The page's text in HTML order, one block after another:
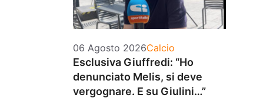
06 Agosto 2026Categorie
Calcio
Esclusiva Giuffredi: “Ho
denunciato Melis, si deve
vergognare. E su Giulini…”